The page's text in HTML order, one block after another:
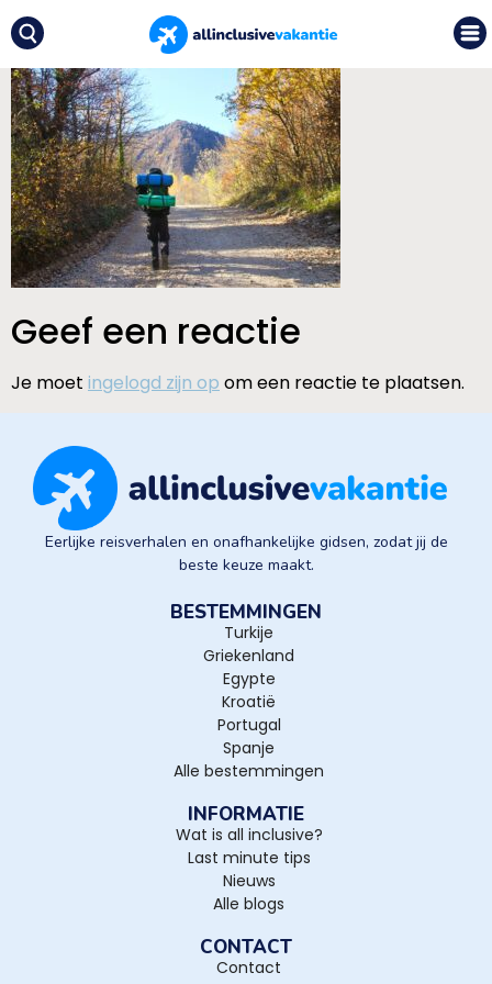
Geef een reactie
Je moet ingelogd zijn op om een reactie te plaatsen.
Eerlijke reisverhalen en onafhankelijke gidsen, zodat jij de
beste keuze maakt.
BESTEMMINGEN
Turkije
Griekenland
Egypte
Kroatië
Portugal
Spanje
Alle bestemmingen
INFORMATIE
Wat is all inclusive?
Last minute tips
Nieuws
Alle blogs
CONTACT
Contact